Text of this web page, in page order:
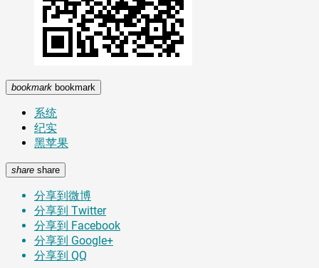
bookmark bookmark
系统
纪实
黑苹果
share share
分享到微博
分享到 Twitter
分享到 Facebook
分享到 Google+
分享到 QQ